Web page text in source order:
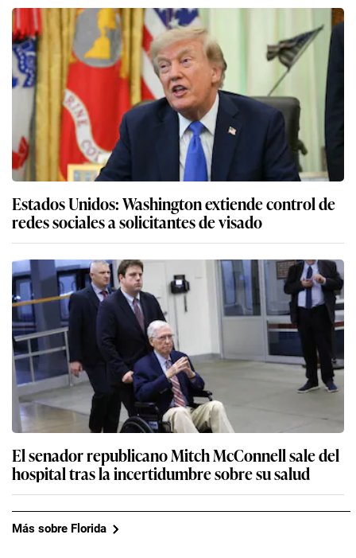
Estados Unidos: Washington extiende control de
redes sociales a solicitantes de visado
El senador republicano Mitch McConnell sale del
hospital tras la incertidumbre sobre su salud
Más sobre Florida